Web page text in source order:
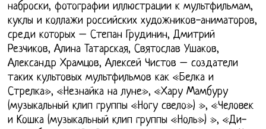
наброски, фотографии иллюстрации к мультфильмам,
куклы и коллажи российских художников-аниматоров,
среди которых – Степан Грудинин, Дмитрий
Резчиков, Алина Татарская, Святослав Ушаков,
Александр Храмцов, Алексей Чистов – создатели
таких культовых мультфильмов как «Белка и
Стрелка», «Незнайка на луне», «Хару Мамбуру
(музыкальный клип группы «Ногу свело») », «Человек
и Кошка (музыкальный клип группы «Ноль») », «Ди-